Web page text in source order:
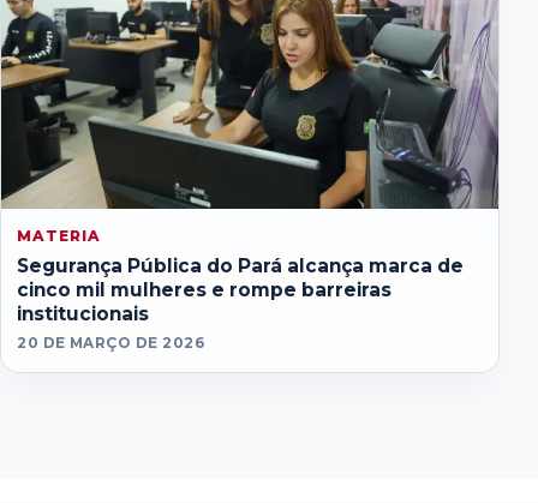
MATERIA
Segurança Pública do Pará alcança marca de
cinco mil mulheres e rompe barreiras
institucionais
20 DE MARÇO DE 2026